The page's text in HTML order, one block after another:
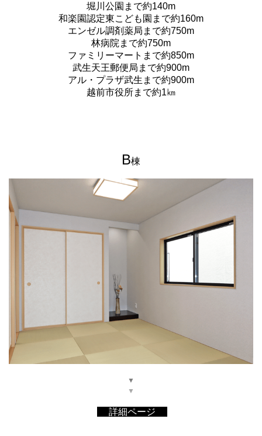
堀川公園まで約140m
和楽園認定東こども園まで約160m
エンゼル調剤薬局まで約750m
林病院まで約750m
ファミリーマートまで約850m
武生天王郵便局まで約900m
アル・プラザ武生まで約900m
越前市役所まで約1㎞
B棟
▼
▼
詳細ページ